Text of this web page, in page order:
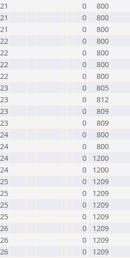
0
800
0
800
0
800
0
800
0
800
0
800
0
800
0
805
0
812
0
809
0
809
0
800
0
800
0
1200
0
1200
0
1209
0
1209
0
1209
0
1209
0
1209
0
1209
0
1209